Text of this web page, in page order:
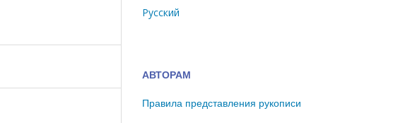
Русский
АВТОРАМ
Правила представления рукописи